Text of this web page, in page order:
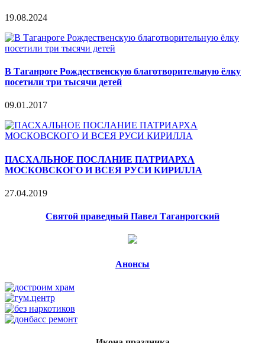
19.08.2024
В Таганроге Рождественскую благотворительную ёлку
посетили три тысячи детей
09.01.2017
ПАСХАЛЬНОЕ ПОСЛАНИЕ ПАТРИАРХА
МОСКОВСКОГО И ВСЕЯ РУСИ КИРИЛЛА
27.04.2019
Святой праведный Павел Таганрогский
Анонсы